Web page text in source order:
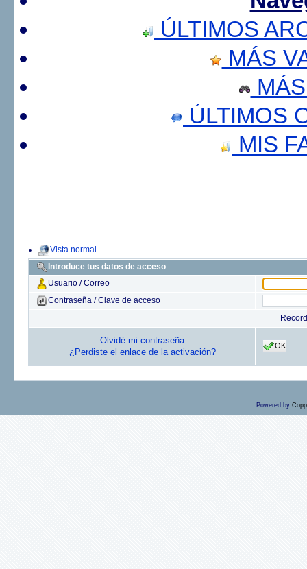
ÚLTIMOS
MÁS
ÚLTIMOS
MIS
Vista normal
Introduce tus datos de acceso
Usuario / Correo
Contraseña / Clave de acceso
Olvidé mi contraseña
¿Perdiste el enlace de la activación?
OK
Powered by